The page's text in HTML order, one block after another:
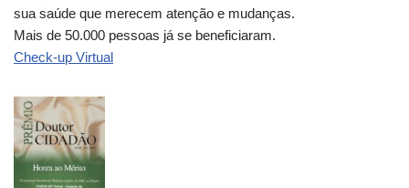
sua saúde que merecem atenção e mudanças.
Mais de 50.000 pessoas já se beneficiaram.
Check-up Virtual